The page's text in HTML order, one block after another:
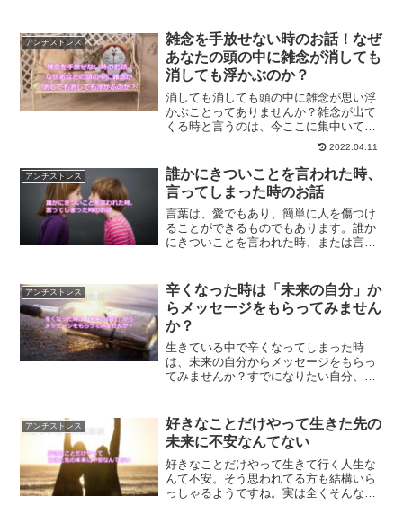
アンチストレス
雑念を手放せない時のお話！なぜ
あなたの頭の中に雑念が消しても
消しても浮かぶのか？
消しても消しても頭の中に雑念が思い浮
かぶことってありませんか？雑念が出て
くる時と言うのは、今ここに集中いてい
ない証拠です。雑念を手放せない時にど
うすれば手放せるようになるのか？解説
していきます。
2022.04.11
アンチストレス
誰かにきついことを言われた時、
言ってしまった時のお話
言葉は、愛でもあり、簡単に人を傷つけ
ることができるものでもあります。誰か
にきついことを言われた時、または言っ
ます。
アンチストレス
辛くなった時は「未来の自分」か
らメッセージをもらってみません
か？
生きている中で辛くなってしまった時
は、未来の自分からメッセージをもらっ
てみませんか？すでになりたい自分、あ
なるでしょう。
アンチストレス
好きなことだけやって生きた先の
未来に不安なんてない
好きなことだけやって生きて行く人生な
んて不安。そう思われてる方も結構いら
っしゃるようですね。実は全くそんなこ